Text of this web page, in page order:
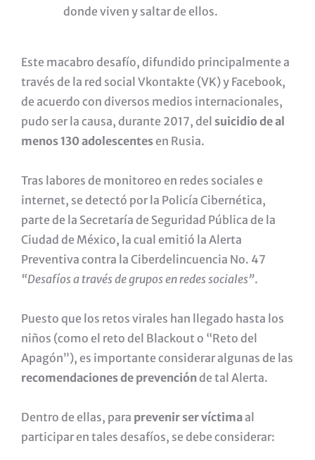
donde viven y saltar de ellos.
Este macabro desafío, difundido principalmente a
través de la red social Vkontakte (VK) y Facebook,
de acuerdo con diversos medios internacionales,
pudo ser la causa, durante 2017, del suicidio de al
menos 130 adolescentesen Rusia.
Tras labores de monitoreo en redes sociales e
internet, se detectó por la Policía Cibernética,
parte de la Secretaría de Seguridad Pública de la
Ciudad de México, la cual emitió la Alerta
Preventiva contra la Ciberdelincuencia No. 47
“Desafíos a través de grupos en redes sociales”.
Puesto que los retos virales han llegado hasta los
niños (como el reto del Blackout o “Reto del
Apagón”), es importante considerar algunas de las
recomendaciones de prevenciónde tal Alerta.
Dentro de ellas, para prevenir ser víctimaal
participar en tales desafíos, se debe considerar: